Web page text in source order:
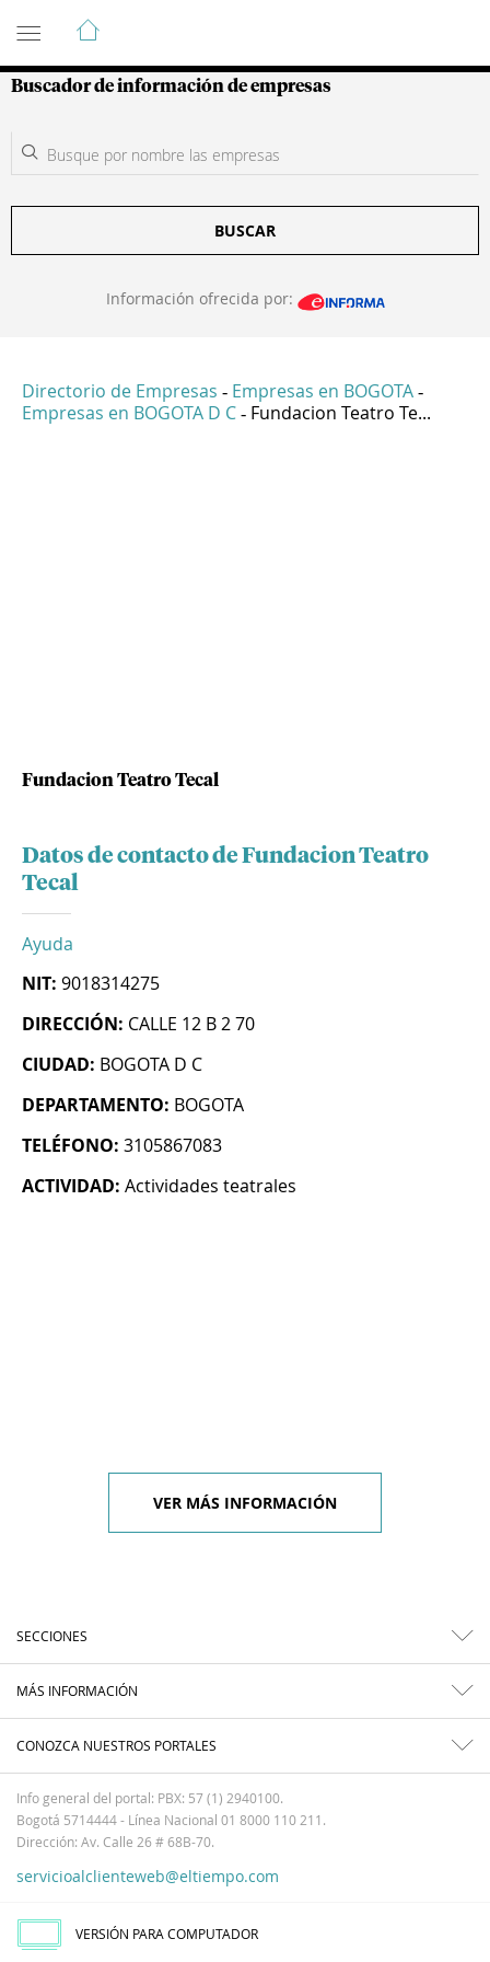
Guía de Empresas Colombianas
Buscador de información de empresas
BUSCAR
Información ofrecida por:
Directorio de Empresas - Empresas en BOGOTA -
Empresas en BOGOTA D C - Fundacion Teatro Te...
Fundacion Teatro Tecal
Datos de contacto de Fundacion Teatro
Tecal
Ayuda
NIT: 9018314275
DIRECCIÓN: CALLE 12 B 2 70
CIUDAD: BOGOTA D C
DEPARTAMENTO: BOGOTA
TELÉFONO: 3105867083
ACTIVIDAD: Actividades teatrales
VER MÁS INFORMACIÓN
SECCIONES
MÁS INFORMACIÓN
CONOZCA NUESTROS PORTALES
Info general del portal: PBX: 57 (1) 2940100.
Bogotá 5714444 - Línea Nacional 01 8000 110 211.
Dirección: Av. Calle 26 # 68B-70.
servicioalclienteweb@eltiempo.com
VERSIÓN PARA COMPUTADOR